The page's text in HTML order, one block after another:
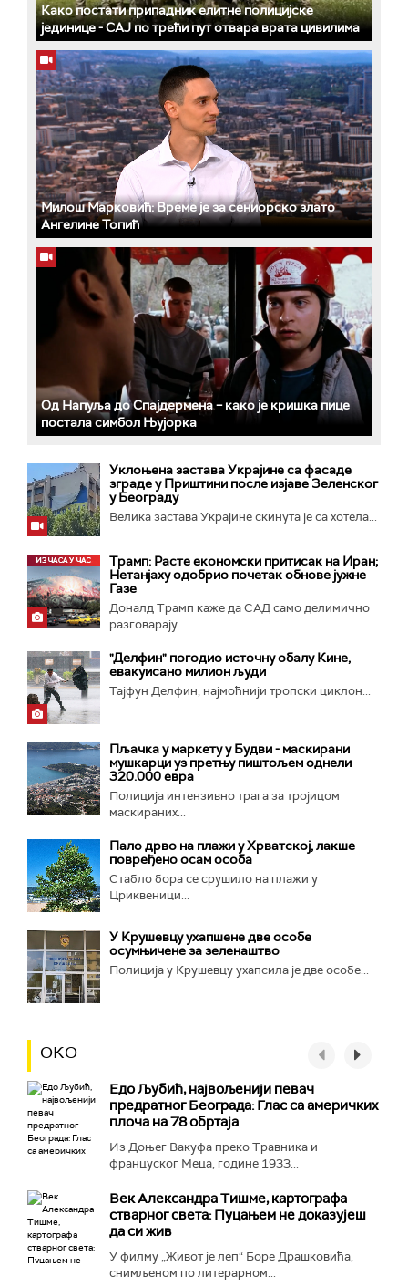
Како постати припадник елитне полицијске
јединице - СAJ по трећи пут отвара врата цивилима
Милош Марковић: Време је за сениорско злато
Ангелине Топић
Од Напуља до Спајдермена – како је кришка пице
постала симбол Њујорка
Уклоњена застава Украјине са фасаде
зграде у Приштини после изјаве Зеленског
у Београду
Велика заставa Украјине скинута је са хотела...
Трамп: Расте економски притисак на Иран;
Нетанјаху одобрио почетак обнове јужне
Газе
Доналд Трамп каже да САД само делимично
разговарају...
"Делфин" погодио источну обалу Кине,
евакуисано милион људи
Тајфун Делфин, најмоћнији тропски циклон...
Пљачка у маркету у Будви - маскирани
мушкарци уз претњу пиштољем однели
320.000 евра
Полиција интензивно трага за тројицом
маскираних...
Пало дрво на плажи у Хрватској, лакше
повређено осам особа
Стабло бора се срушило на плажи у
Цриквеници...
У Крушевцу ухапшене две особе
осумњичене за зеленаштво
Полиција у Крушевцу ухапсила је две особе...
ОКО
Едо Љубић, највољенији певач
предратног Београда: Глас са америчких
плоча на 78 обртаја
Из Доњег Вакуфа преко Травника и
француског Меца, године 1933...
Век Александра Тишме, картографа
стварног света: Пуцањем не доказујеш
да си жив
У филму „Живот је леп“ Боре Драшковића,
снимљеном по литерарном...